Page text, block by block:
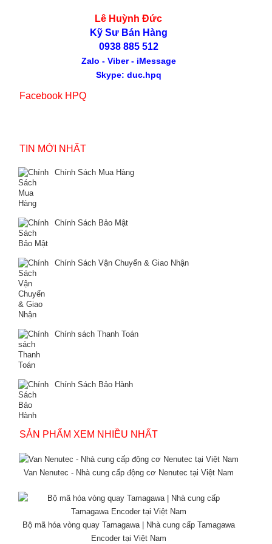
Lê Huỳnh Đức
Kỹ Sư Bán Hàng
0938 885 512
Zalo - Viber - iMessage
Skype: duc.hpq
Facebook HPQ
TIN MỚI NHẤT
Chính Sách Mua Hàng
Chính Sách Bảo Mật
Chính Sách Vận Chuyển & Giao Nhận
Chính sách Thanh Toán
Chính Sách Bảo Hành
SẢN PHẨM XEM NHIỀU NHẤT
Van Nenutec - Nhà cung cấp động cơ Nenutec tại Việt Nam
Bộ mã hóa vòng quay Tamagawa | Nhà cung cấp Tamagawa
Encoder tại Việt Nam